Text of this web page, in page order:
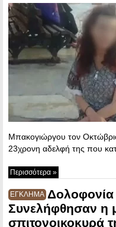
Μπακογιώργου τον
23χρονη αδελφή της που
Περισσότερα »
ΕΓΚΛΗΜΑ
Συνελήφθησαν η
σπιτονοικοκυρά